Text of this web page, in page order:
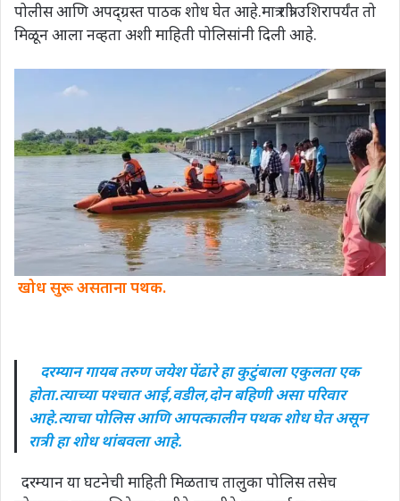
पोलीस आणि अपद्ग्रस्त पाठक शोध घेत आहे.मात्र रात्री उशिरापर्यंत तो
मिळून आला नव्हता अशी माहिती पोलिसांनी दिली आहे.
खोध सुरू असताना पथक.
दरम्यान गायब तरुण जयेश पेंढारे हा कुटुंबाला एकुलता एक
होता.त्याच्या पश्चात आई,वडील,दोन बहिणी असा परिवार
आहे.त्याचा पोलिस आणि आपत्कालीन पथक शोध घेत असून
रात्री हा शोध थांबवला आहे.
दरम्यान या घटनेची माहिती मिळताच तालुका पोलिस तसेच